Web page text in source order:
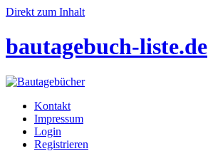
Direkt zum Inhalt
bautagebuch-liste.de
Kontakt
Impressum
Login
Registrieren